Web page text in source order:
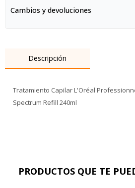
Cambios y devoluciones
Descripción
Tratamiento Capilar L'Oréal
Spectrum Refill 240ml
PRODUCTOS QUE TE